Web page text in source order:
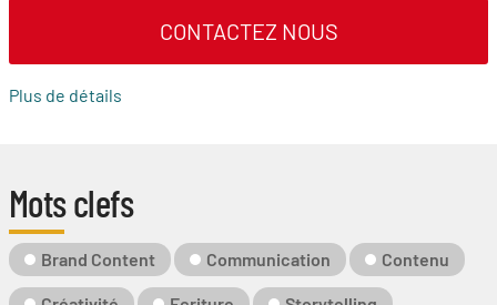
CONTACTEZ NOUS
Plus de détails
Mots clefs
Mot-
Clé
Brand Content Communication Contenu